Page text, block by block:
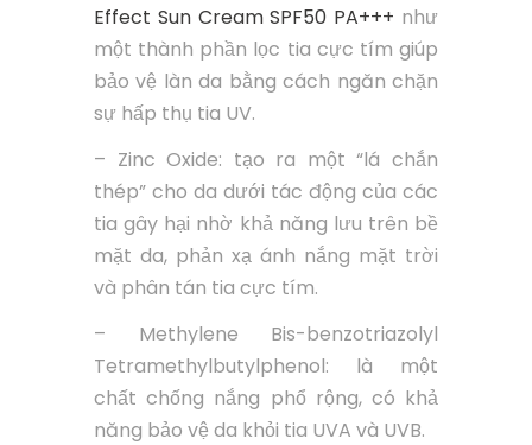
Effect Sun Cream SPF50 PA+++ như
một thành phần lọc tia cực tím giúp
bảo vệ làn da bằng cách ngăn chặn
sự hấp thụ tia UV.
– Zinc Oxide: tạo ra một “lá chắn
thép” cho da dưới tác động của các
tia gây hại nhờ khả năng lưu trên bề
mặt da, phản xạ ánh nắng mặt trời
và phân tán tia cực tím.
– Methylene Bis-benzotriazolyl
Tetramethylbutylphenol: là một
chất chống nắng phổ rộng, có khả
năng bảo vệ da khỏi tia UVA và UVB.